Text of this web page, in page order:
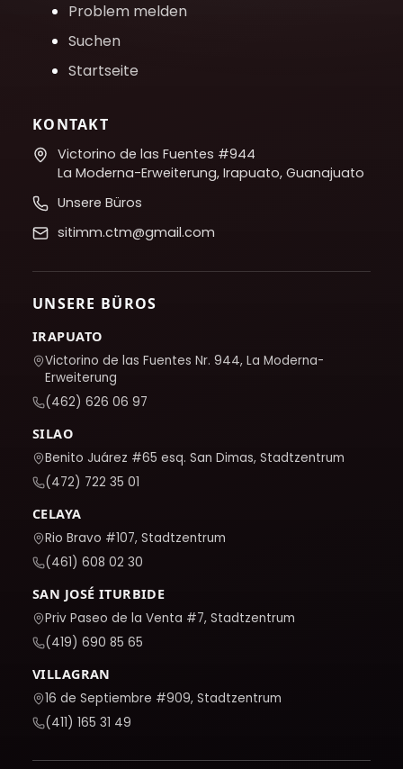
Problem melden
Suchen
Startseite
KONTAKT
Victorino de las Fuentes #944
La Moderna-Erweiterung, Irapuato, Guanajuato
Unsere Büros
sitimm.ctm@gmail.com
UNSERE BÜROS
IRAPUATO
Victorino de las Fuentes Nr. 944, La Moderna-
Erweiterung
(462) 626 06 97
SILAO
Benito Juárez #65 esq. San Dimas, Stadtzentrum
(472) 722 35 01
CELAYA
Rio Bravo #107, Stadtzentrum
(461) 608 02 30
SAN JOSÉ ITURBIDE
Priv Paseo de la Venta #7, Stadtzentrum
(419) 690 85 65
VILLAGRAN
16 de Septiembre #909, Stadtzentrum
(411) 165 31 49